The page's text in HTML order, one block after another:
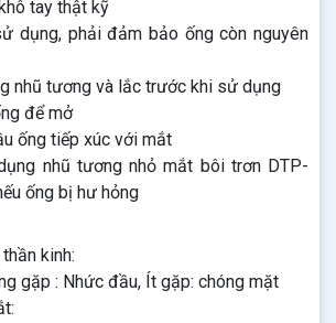
tay thật kỹ
dụng, phải đảm bảo ống còn nguyên
nhũ tương và lắc trước khi sử dụng
để mở
ống tiếp xúc với mắt
nhũ tương nhỏ mắt bôi trơn DTP-
ống bị hư hỏng
kinh:
gặp : Nhức đầu, Ít gặp: chóng mặt